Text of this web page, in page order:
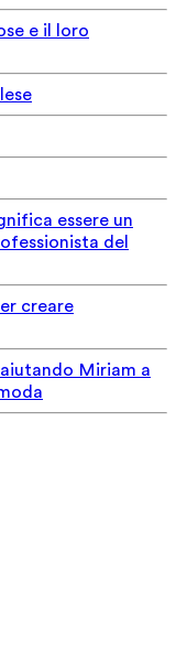
e il loro
essere un
del
creare
Miriam a